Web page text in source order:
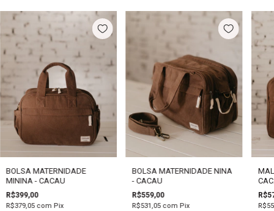
BOLSA MATERNIDADE
MININA - CACAU
R$399,00
R$379,05 com Pix
BOLSA MATERNIDADE NINA
- CACAU
R$559,00
R$531,05 com Pix